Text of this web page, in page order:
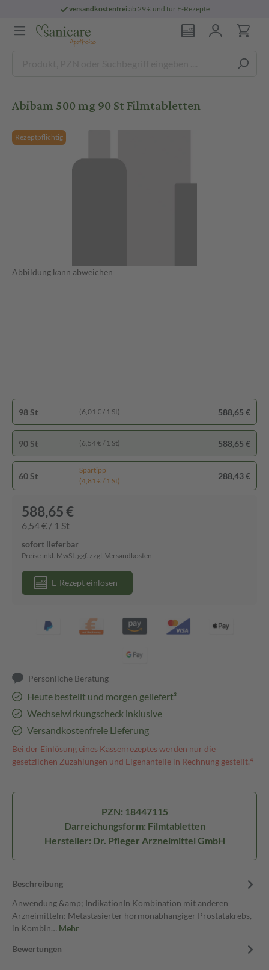
versandkostenfreiab 29 € und für E-Rezepte
Abibam 500 mg 90 St Filmtabletten
Rezeptpflichtig
Abbildung kann abweichen
98 St (6,01 € / 1 St) 588,65 €
90 St (6,54 € / 1 St) 588,65 €
60 St
Spartipp
(4,81 € / 1 St)
288,43 €
588,65 €
6,54 € / 1 St
sofort lieferbar
Preise inkl. MwSt. ggf. zzgl. Versandkosten
E-Rezept einlösen
Persönliche Beratung
Heute bestellt und morgen geliefert³
Wechselwirkungscheck inklusive
Versandkostenfreie Lieferung
Bei der Einlösung eines Kassenrezeptes werden nur die
gesetzlichen Zuzahlungen und Eigenanteile in Rechnung gestellt.⁴
PZN: 18447115
Darreichungsform: Filmtabletten
Hersteller: Dr. Pfleger Arzneimittel GmbH
Beschreibung
Anwendung &amp; IndikationIn Kombination mit anderen
Arzneimitteln: Metastasierter hormonabhängiger Prostatakrebs,
in Kombin… Mehr
Bewertungen